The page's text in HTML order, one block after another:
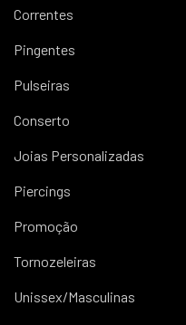
Correntes
Pingentes
Pulseiras
Conserto
Joias Personalizadas
Piercings
Promoção
Tornozeleiras
Unissex/Masculinas